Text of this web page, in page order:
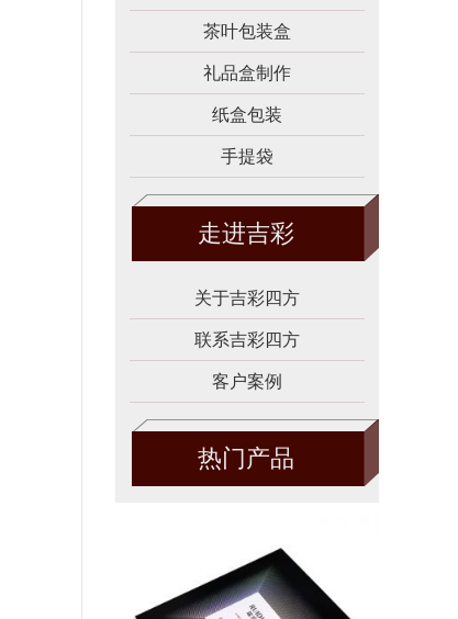
茶叶包装盒
礼品盒制作
纸盒包装
手提袋
走进吉彩
关于吉彩四方
联系吉彩四方
客户案例
热门产品